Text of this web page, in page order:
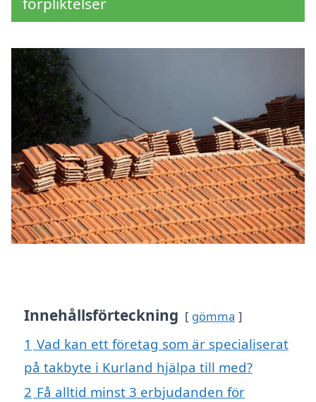
Innehållsförteckning gömma
1 Vad kan ett företag som är specialiserat
på takbyte i Kurland hjälpa till med?
2 Få alltid minst 3 erbjudanden för